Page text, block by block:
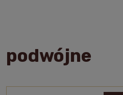
podwójne